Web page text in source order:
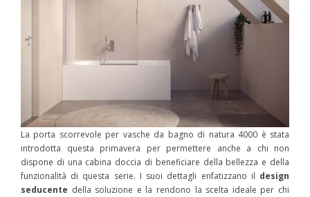
La porta scorrevole per vasche da bagno di natura 4000 è stata
introdotta questa primavera per permettere anche a chi non
dispone di una cabina doccia di beneficiare della bellezza e della
funzionalità di questa serie. I suoi dettagli enfatizzano il design
seducente della soluzione e la rendono la scelta ideale per chi